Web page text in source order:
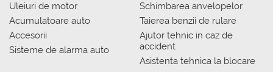
Uleiuri de motor
Acumulatoare auto
Accesorii
Sisteme de alarma auto
Schimbarea anvelopelor
Taierea benzii de rulare
Ajutor tehnic in caz de
accident
Asistenta tehnica la blocare